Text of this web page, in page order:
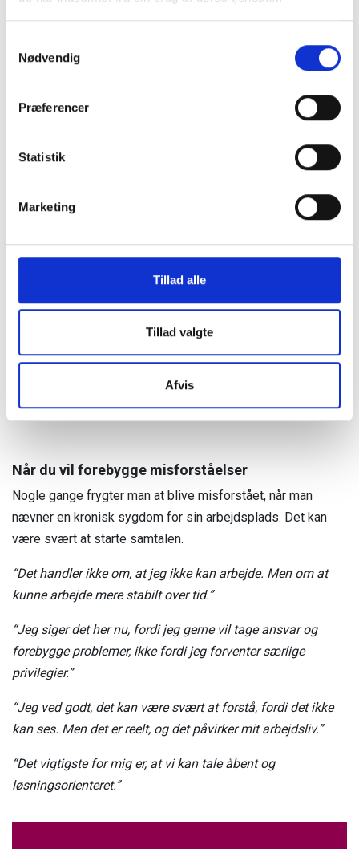
Nødvendig
Præferencer
Statistik
Marketing
Tillad alle
Tillad valgte
Afvis
“Jeg har læst om §56-ordningen. Det kunne måske være en
unødigt.”
“Jeg vil gerne tage en snak om, hvad der er muligt inden for
rammerne. F.eks. hjemmearbejde, fleksibel mødetid eller
Det er okay at tage samtalen i etaper
Du behøver ikke fortælle alt på én gang. Du kan tage hul på
det i første omgang, og vende tilbage, hvis det føles mere
“Jeg siger det her nu, fordi jeg tror, det vil være rart for
samarbejdet. Jeg skal nok sige til, hvis der er mere, vi skal
tale om senere.”
Når du vil forebygge misforståelser
Nogle gange frygter man at blive misforstået, når man
nævner en kronisk sygdom for sin arbejdsplads. Det kan
være svært at starte samtalen.
“Det handler ikke om, at jeg ikke kan arbejde. Men om at
kunne arbejde mere stabilt over tid.”
“Jeg siger det her nu, fordi jeg gerne vil tage ansvar og
forebygge problemer, ikke fordi jeg forventer særlige
privilegier.”
“Jeg ved godt, det kan være svært at forstå, fordi det ikke
kan ses. Men det er reelt, og det påvirker mit arbejdsliv.”
“Det vigtigste for mig er, at vi kan tale åbent og
løsningsorienteret.”